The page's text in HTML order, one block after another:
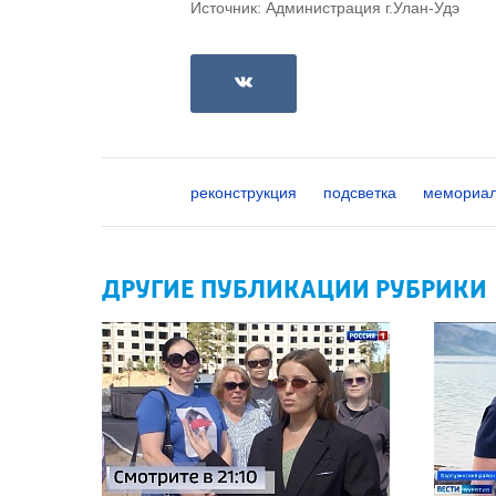
Источник: Администрация г.Улан-Удэ
реконструкция подсветка
ДРУГИЕ ПУБЛИКАЦИИ РУБРИКИ